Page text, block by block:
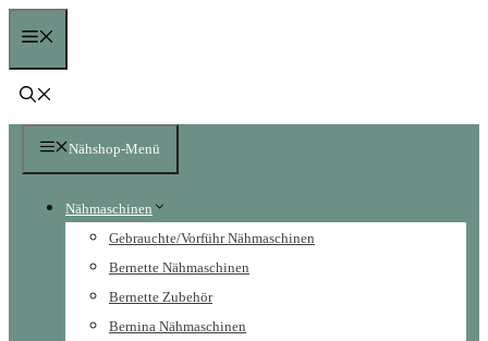
springen
Nähshop-Menü
Nähmaschinen
Gebrauchte/Vorführ Nähmaschinen
Bernette Nähmaschinen
Bernette Zubehör
Bernina Nähmaschinen